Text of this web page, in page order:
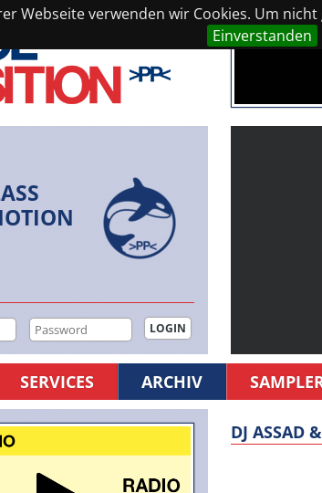
Webseite verwenden wir Cookies. Um
Einverstanden
SERVICES ARCHIV
DJ ASSAD